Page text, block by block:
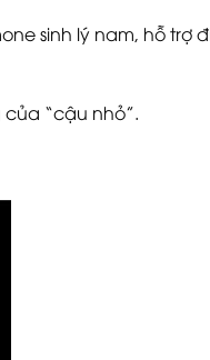
sinh lý nam, hỗ trợ
“cậu nhỏ”.